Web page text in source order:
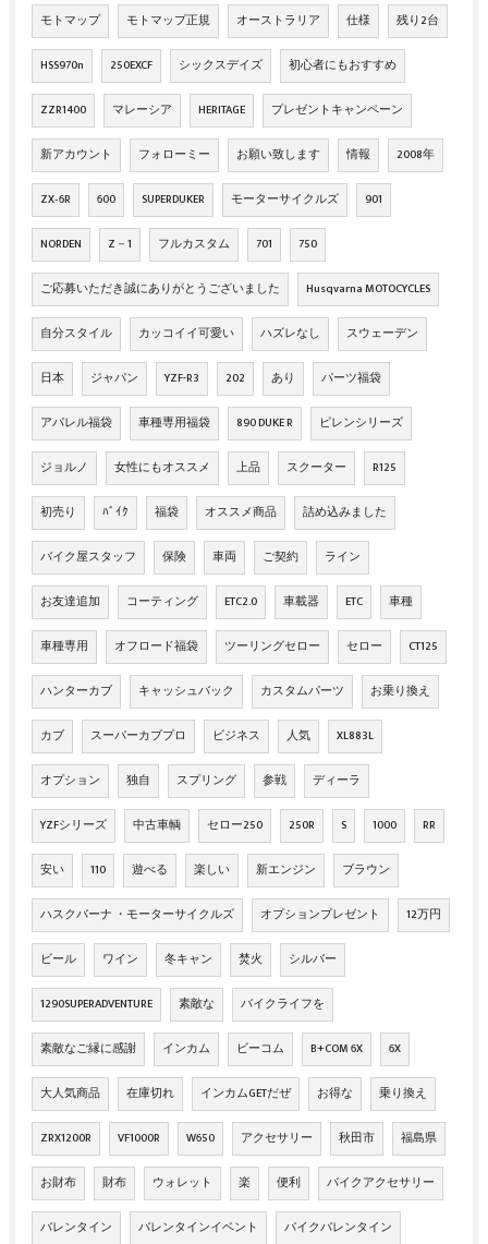
モトマップ モトマップ正規 オーストラリア 仕様 残り2台
HSS970n 250EXCF シックスデイズ 初心者にもおすすめ
ZZR1400 マレーシア HERITAGE プレゼントキャンペーン
新アカウント フォローミー お願い致します 情報 2008年
ZX‐6R 600 SUPERDUKER モーターサイクルズ 901
NORDEN Z－1 フルカスタム 701 750
ご応募いただき誠にありがとうございました Husqvarna MOTOCYCLES
自分スタイル カッコイイ可愛い ハズレなし スウェーデン
日本 ジャパン YZF-R3 202 あり パーツ福袋
アパレル福袋 車種専用福袋 890 DUKE R ピレンシリーズ
ジョルノ 女性にもオススメ 上品 スクーター R125
初売り ﾊﾞｲｸ 福袋 オススメ商品 詰め込みました
バイク屋スタッフ 保険 車両 ご契約 ライン
お友達追加 コーティング ETC2.0 車載器 ETC 車種
車種専用 オフロード福袋 ツーリングセロー セロー CT125
ハンターカブ キャッシュバック カスタムパーツ お乗り換え
カブ スーパーカブプロ ビジネス 人気 XL883L
オプション 独自 スプリング 参戦 ディーラ
YZFシリーズ 中古車輌 セロー250 250R S 1000 RR
安い 110 遊べる 楽しい 新エンジン ブラウン
ハスクバーナ ・モーターサイクルズ オプションプレゼント 12万円
ビール ワイン 冬キャン 焚火 シルバー
1290SUPERADVENTURE 素敵な バイクライフを
素敵なご縁に感謝 インカム ビーコム B+COM 6X 6X
大人気商品 在庫切れ インカムGETだぜ お得な 乗り換え
ZRX1200R VF1000R W650 アクセサリー 秋田市 福島県
お財布 財布 ウォレット 楽 便利 バイクアクセサリー
バレンタイン バレンタインイベント バイクバレンタイン